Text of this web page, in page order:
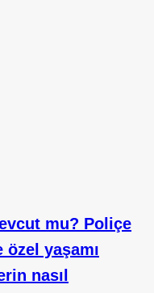
mu? Poliçe
özel yaşamı
nasıl